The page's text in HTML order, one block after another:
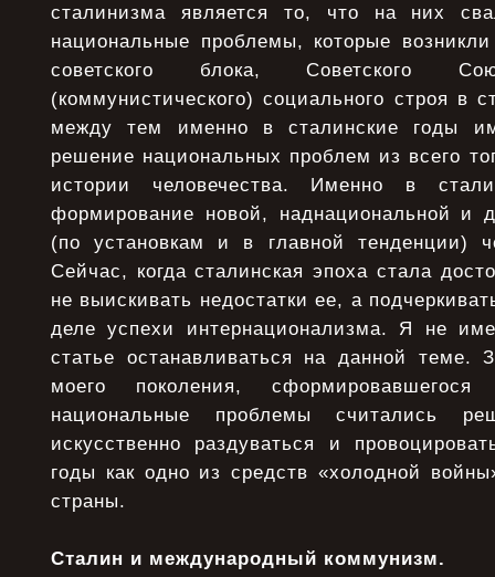
сталинизма является то, что на них
национальные проблемы, которые
советского блока, Советского
(коммунистического) социального строя в
между тем именно в сталинские годы
решение национальных проблем из всего
истории человечества. Именно в
формирование новой, наднациональной и
(по установкам и в главной тенденции)
Сейчас, когда сталинская эпоха стала
не выискивать недостатки ее, а
деле успехи интернационализма. Я не
статье останавливаться на данной
моего поколения,
национальные проблемы считались
искусственно раздуваться и
годы как одно из средств «холодной
страны.
Сталин и международный коммунизм.